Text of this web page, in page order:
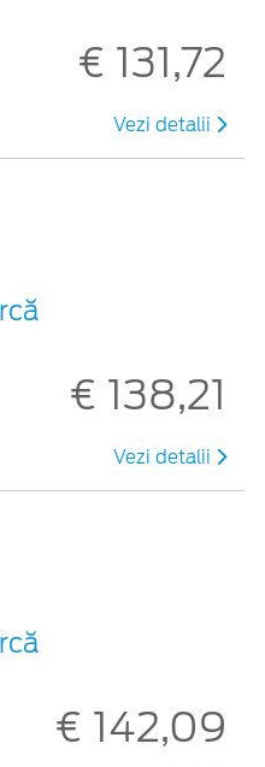
€ 131,72
Vezi detalii
€ 138,21
Vezi detalii
€ 142,09